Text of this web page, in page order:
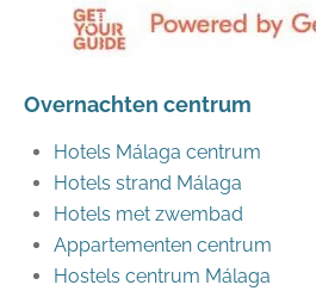
Overnachten centrum
Hotels Málaga centrum
Hotels strand Málaga
Hotels met zwembad
Appartementen centrum
Hostels centrum Málaga